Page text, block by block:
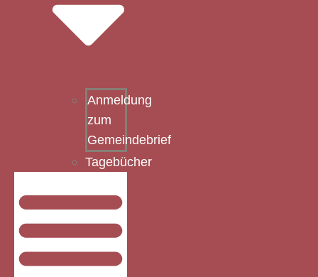
Anmeldung
zum
Gemeindebrief
Tagebücher